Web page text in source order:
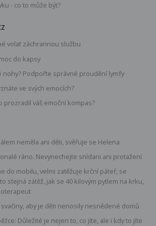
- co to může být?
volat záchrannou službu
do kapsy
nohy? Podpořte správné proudění lymfy
ve svých emocích?
prozradil váš emoční kompas?
neměla ani děti, svěřuje se Helena
ráno. Nevynechejte snídani ani protažení
do mobilu, velmi zatěžuje krční páteř, se
stejná zátěž, jak se 40 kilovým pytlem na krku,
aby je děti nenosily nesnědené domů
Důležité je nejen to, co jíte, ale i kdy to jíte